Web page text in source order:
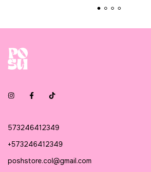
573246412349
+573246412349
poshstore.col@gmail.com